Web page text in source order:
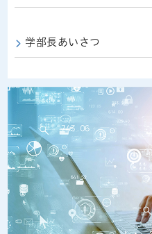
学部長あいさつ